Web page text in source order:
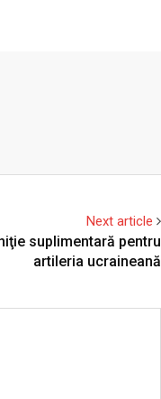
Next article
suplimentară pentru
artileria ucraineană